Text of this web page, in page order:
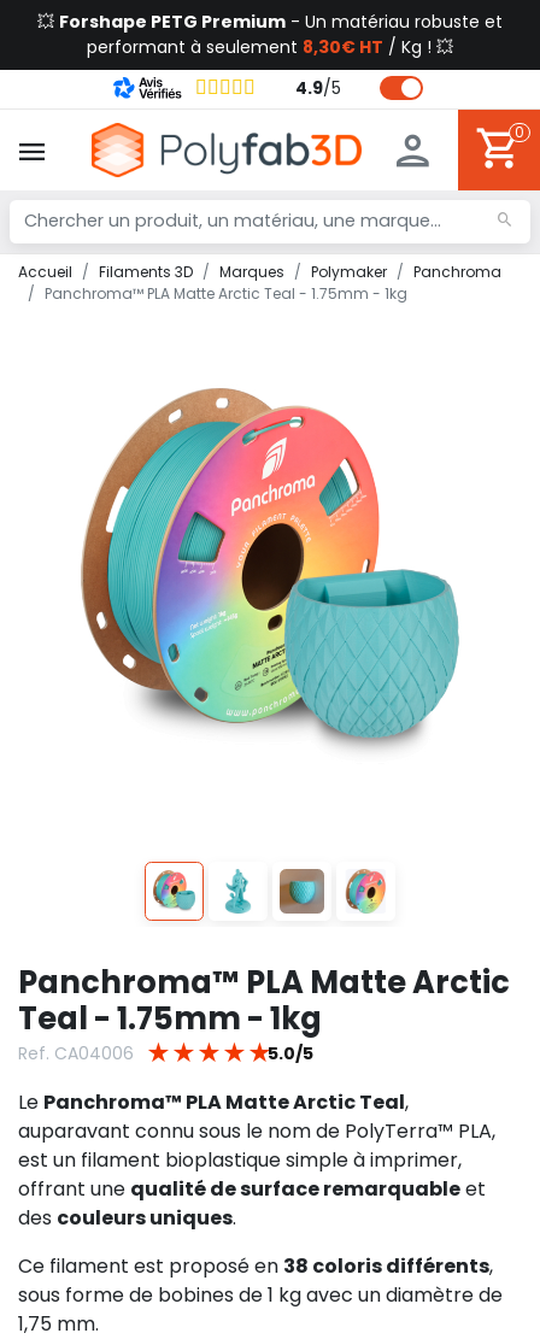
💥 Forshape PETG Premium - Un matériau robuste et
performant à seulement 8,30€ HT / Kg ! 💥
4.9/5
0
Accueil Filaments 3D Marques Polymaker
Panchroma
Panchroma™ PLA Matte Arctic Teal - 1.75mm - 1kg
Panchroma™ PLA Matte Arctic
Teal - 1.75mm - 1kg
Ref. CA04006 ★ ★ ★ ★ ★5.0/5
Le Panchroma™ PLA Matte Arctic Teal,
auparavant connu sous le nom de PolyTerra™ PLA,
est un filament bioplastique simple à imprimer,
offrant une qualité de surface remarquableet
des couleurs uniques.
Ce filament est proposé en 38 coloris différents,
sous forme de bobines de 1 kg avec un diamètre de
1,75 mm.